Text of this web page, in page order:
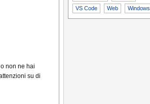
non ne hai
su di
VS Code
Web Windows